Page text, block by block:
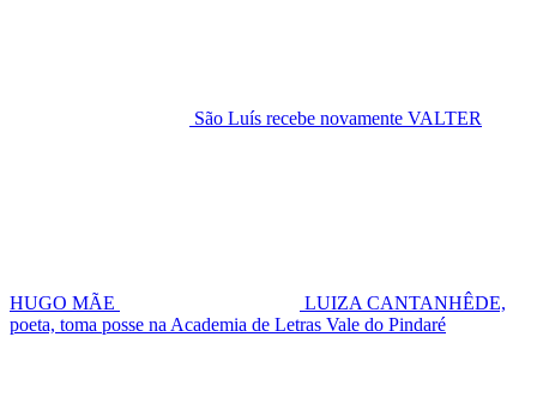
São Luís recebe novamente VALTER
HUGO MÃE
LUIZA CANTANHÊDE,
poeta, toma posse na Academia de Letras Vale do Pindaré